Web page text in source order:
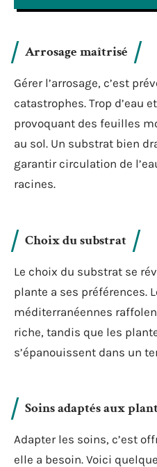
Arrosage maîtrisé
Gérer l’arrosage, c’est
catastrophes. Trop d’eau
provoquant des feuilles
au sol. Un substrat bien
garantir circulation de
racines.
Choix du substrat
Le choix du substrat se
plante a ses préférences.
méditerranéennes
riche, tandis que les
s’épanouissent dans un
Soins adaptés aux
Adapter les soins, c’est
elle a besoin. Voici